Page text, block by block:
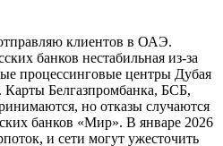
клиентов в ОАЭ.
банков нестабильная из-за
процессинговые центры Дубая
Карты Белгазпромбанка, БСБ,
но отказы случаются
банков «Мир». В январе 2026
и сети могут ужесточить